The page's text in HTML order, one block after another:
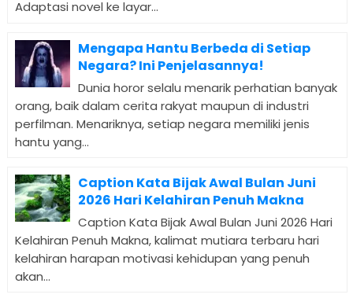
Adaptasi novel ke layar...
Mengapa Hantu Berbeda di Setiap
Negara? Ini Penjelasannya!
Dunia horor selalu menarik perhatian banyak
orang, baik dalam cerita rakyat maupun di industri
perfilman. Menariknya, setiap negara memiliki jenis
hantu yang...
Caption Kata Bijak Awal Bulan Juni
2026 Hari Kelahiran Penuh Makna
Caption Kata Bijak Awal Bulan Juni 2026 Hari
Kelahiran Penuh Makna, kalimat mutiara terbaru hari
kelahiran harapan motivasi kehidupan yang penuh
akan...